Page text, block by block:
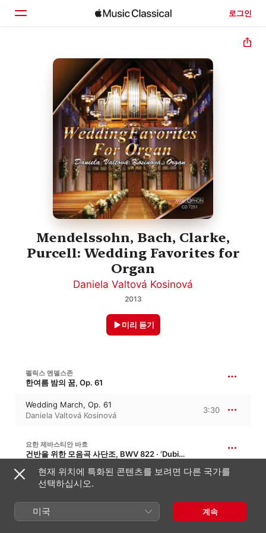
로그인
둘러보기
검색
Mendelssohn, Bach, Clarke,
Purcell: Wedding Favorites for
Organ
Daniela Valtová Kosinová
2013
미리 듣기
펠릭스 멘델스존
한여름 밤의 꿈, Op. 61
Wedding March, Op. 61
Daniela Valtová Kosinová
3:30
요한 제바스티안 바흐
건반을 위한 모음곡 사단조, BWV 822 · ‘Dubious Authorship’
Aria
Daniela Valtová Kosinová
제레미아 클라크
현재 위치에 특화된 콘텐츠를 보려면 다른 국가를
선택하십시오.
미국 계속